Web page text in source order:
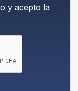
y acepto la